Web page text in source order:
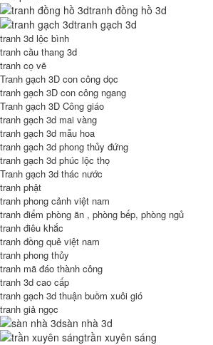
tranh đồng hồ 3d
tranh gạch 3d
tranh 3d lộc bình
tranh cầu thang 3d
tranh cọ vẽ
Tranh gạch 3D con công dọc
tranh gạch 3D con công ngang
Tranh gạch 3D Công giáo
tranh gạch 3d mai vàng
tranh gạch 3d mẫu hoa
tranh gạch 3d phong thủy đứng
tranh gạch 3d phúc lộc thọ
Tranh gạch 3d thác nước
tranh phật
tranh phong cảnh việt nam
tranh điểm phòng ăn , phòng bếp, phòng ngủ
tranh điêu khắc
tranh đồng quê việt nam
tranh phong thủy
tranh mã đáo thành công
tranh 3d cao cấp
tranh gạch 3d thuận buồm xuôi gió
tranh giả ngọc
sàn nhà 3d
trần xuyên sáng